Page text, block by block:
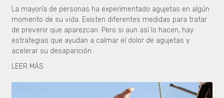
La mayoría de personas ha experimentado agujetas en algún
momento de su vida. Existen diferentes medidas para tratar
de prevenir que aparezcan. Pero si aun así lo hacen, hay
estrategias que ayudan a calmar el dolor de agujetas y
acelerar su desaparición.
LEER MÁS